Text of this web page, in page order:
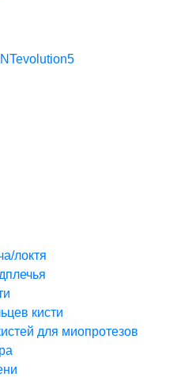
локтя
кисти
для миопротезов